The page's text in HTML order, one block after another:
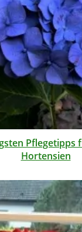
Pflegetipps
Hortensien